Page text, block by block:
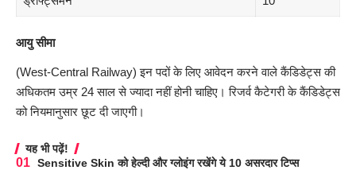
आयु सीमा
(West-Central Railway) इन पदों के लिए आवेदन करने वाले कैंडिडेट्स की
अधिकतम उम्र 24 साल से ज्यादा नहीं होनी चाहिए। रिजर्व कैटेगरी के कैंडिडेट्स
को नियमानुसार छूट दी जाएगी।
यह भी पढ़ें!
Sensitive Skin को हेल्दी और ग्लोइंग रखेंगे ये 10 असरदार टिप्स